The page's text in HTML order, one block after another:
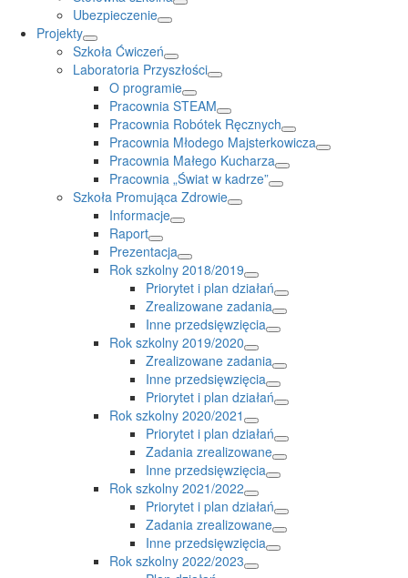
Ubezpieczenie
Projekty
Szkoła Ćwiczeń
Laboratoria Przyszłości
O programie
Pracownia STEAM
Pracownia Robótek Ręcznych
Pracownia Młodego Majsterkowicza
Pracownia Małego Kucharza
Pracownia „Świat w kadrze”
Szkoła Promująca Zdrowie
Informacje
Raport
Prezentacja
Rok szkolny 2018/2019
Priorytet i plan działań
Zrealizowane zadania
Inne przedsięwzięcia
Rok szkolny 2019/2020
Zrealizowane zadania
Inne przedsięwzięcia
Priorytet i plan działań
Rok szkolny 2020/2021
Priorytet i plan działań
Zadania zrealizowane
Inne przedsięwzięcia
Rok szkolny 2021/2022
Priorytet i plan działań
Zadania zrealizowane
Inne przedsięwzięcia
Rok szkolny 2022/2023